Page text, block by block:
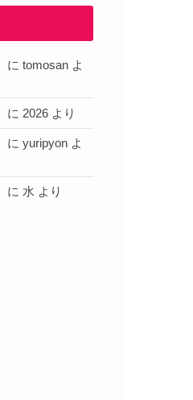
に tomosan よ
に 2026 より
に yuripyon よ
に 水 より